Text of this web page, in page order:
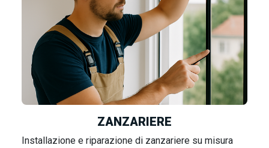
ZANZARIERE
Installazione e riparazione di zanzariere su misura